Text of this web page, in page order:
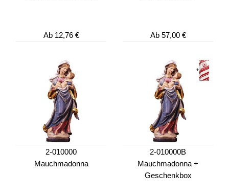
Ab12,76 € Ab57,00 €
2-010000
Mauchmadonna
2-010000B
Mauchmadonna +
Geschenkbox